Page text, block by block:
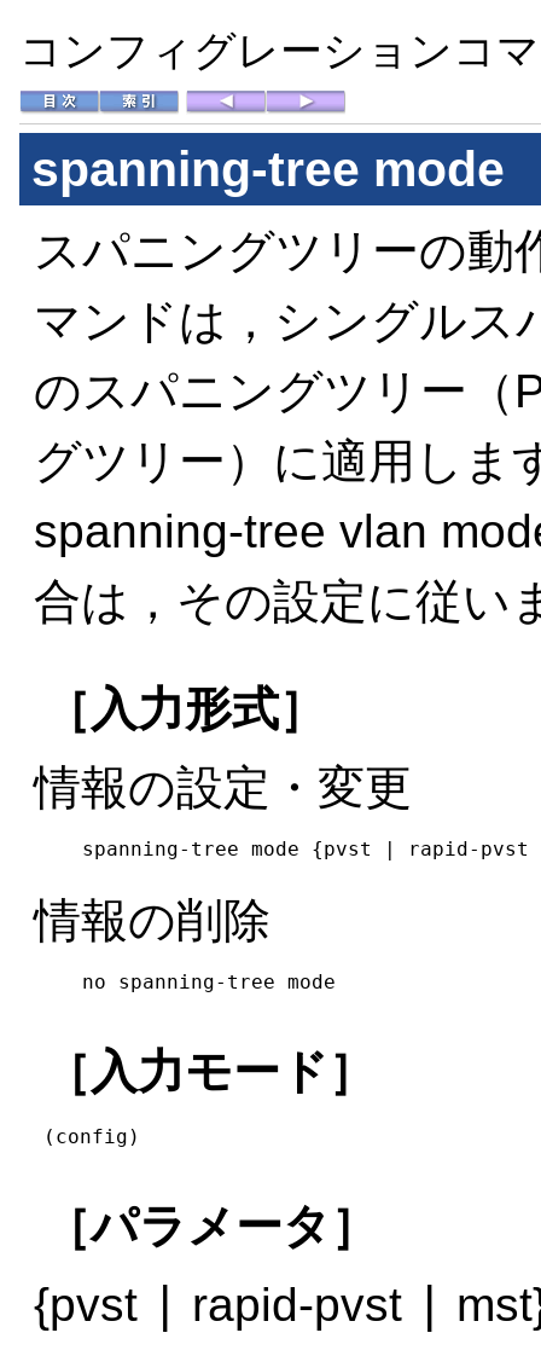
コンフィグレーションコ
spanning-tree mode
スパニングツリーの動
マンドは，シングルス
のスパニングツリー（
グツリー）に適用しま
spanning-tree vlan
合は，その設定に従い
［入力形式］
情報の設定・変更
spanning-tree mode {pvst | rapid-
情報の削除
no spanning-tree mode
［入力モード］
(config)
［パラメータ］
{pvst
rapid-pvst